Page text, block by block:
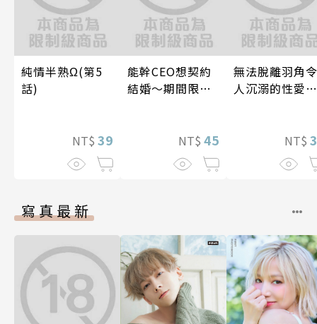
純情半熟Ω(第5
話)
NT$ 39
能幹CEO想契約
結婚～期間限定
NT$ 45
無法脫離羽角令
人沉溺的性愛～
漓的夜晚(第7
NT$
寫真最新